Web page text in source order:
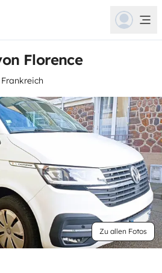
Florence
Zu allen Fotos